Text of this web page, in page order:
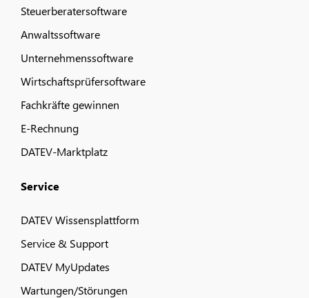
Steuerberatersoftware
Anwaltssoftware
Unternehmenssoftware
Wirtschaftsprüfersoftware
Fachkräfte gewinnen
E-Rechnung
DATEV-Marktplatz
Service
DATEV Wissensplattform
Service & Support
DATEV MyUpdates
Wartungen/Störungen